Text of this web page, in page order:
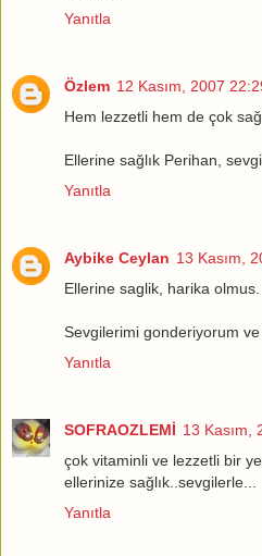
Yanıtla
Özlem 12 Kasım, 2007
Hem lezzetli hem de çok
Ellerine sağlık Perihan,
Yanıtla
Aybike Ceylan 13 Kasım,
Ellerine saglik, harika olmus.
Sevgilerimi gonderiyorum
Yanıtla
SOFRAOZLEMİ 13 Kasım,
çok vitaminli ve lezzetli bir
ellerinize sağlık..sevgilerle...
Yanıtla